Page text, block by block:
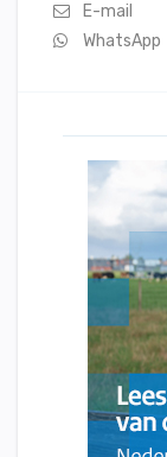
E-mail
WhatsApp